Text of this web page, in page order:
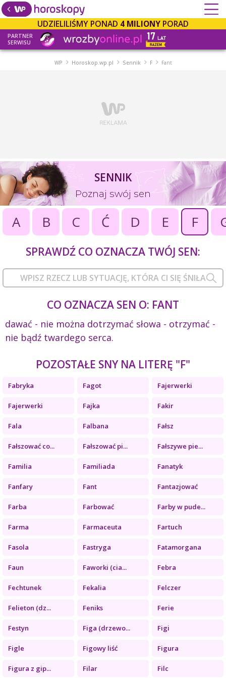
UDZIELILIŚMY PONAD 4 MILIONY PORAD
PARTNER
SERWISU
WP Horoskop.wp.pl Sennik F Fant
SENNIK
Poznaj swój sen
A B C Ć D E F
SPRAWDŹ CO OZNACZA TWÓJ SEN:
CO OZNACZA SEN O: FANT
dawać - nie można dotrzymać słowa - otrzymać -
nie bądź twardego serca.
POZOSTAŁE SNY NA LITERĘ "F"
Fabryka Fagot Fajerwerki
Fajerwerki Fajka Fakir
Fala Falbana Fałsz
Fałszować co... Fałszować pi... Fałszywe pie...
Familia Familiada Fanatyk
Fanfary Fant Fantazjować
Farba Farbować Farby w pude...
Farma Farmaceuta Fartuch
Fasola Fastryga Fatamorgana
Faun Faworki (cia... Febra
Fechtunek Fekalia Felczer
Felieton (dz... Feniks Ferie
Festyn Figa (drzewo... Figi
Figle Figowy liść Figura
Figura z gip... Filar Filc